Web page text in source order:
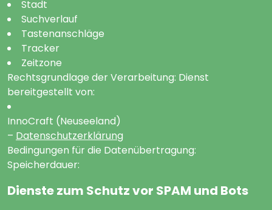
Stadt
Suchverlauf
Tastenanschläge
Tracker
Zeitzone
Rechtsgrundlage der Verarbeitung: Dienst
bereitgestellt von:
InnoCraft (Neuseeland)
– Datenschutzerklärung
Bedingungen für die Datenübertragung:
Speicherdauer:
Dienste zum Schutz vor SPAM und Bots